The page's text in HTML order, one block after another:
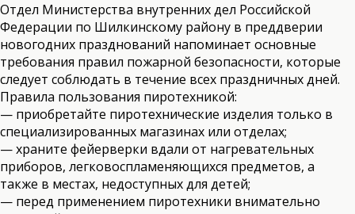
Отдел Министерства внутренних дел Российской
Федерации по Шилкинскому району в преддверии
новогодних празднований напоминает основные
требования правил пожарной безопасности, которые
следует соблюдать в течение всех праздничных дней.
Правила пользования пиротехникой:
— приобретайте пиротехнические изделия только в
специализированных магазинах или отделах;
— храните фейерверки вдали от нагревательных
приборов, легковоспламеняющихся предметов, а
также в местах, недоступных для детей;
— перед применением пиротехники внимательно